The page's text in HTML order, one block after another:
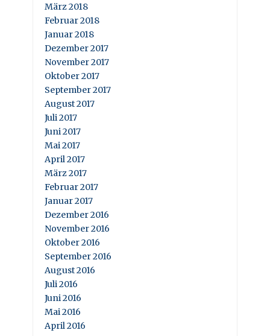
März 2018
Februar 2018
Januar 2018
Dezember 2017
November 2017
Oktober 2017
September 2017
August 2017
Juli 2017
Juni 2017
Mai 2017
April 2017
März 2017
Februar 2017
Januar 2017
Dezember 2016
November 2016
Oktober 2016
September 2016
August 2016
Juli 2016
Juni 2016
Mai 2016
April 2016